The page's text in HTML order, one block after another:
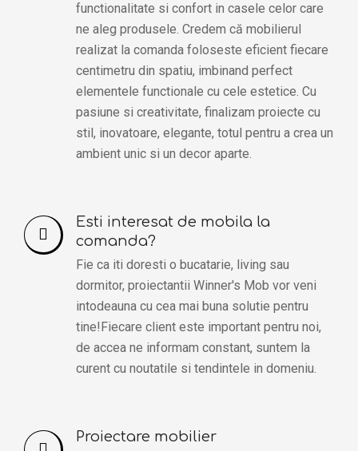
functionalitate si confort in casele celor care
ne aleg produsele. Credem că mobilierul
realizat la comanda foloseste eficient fiecare
centimetru din spatiu, imbinand perfect
elementele functionale cu cele estetice. Cu
pasiune si creativitate, finalizam proiecte cu
stil, inovatoare, elegante, totul pentru a crea un
ambient unic si un decor aparte.
Esti interesat de mobila la
comanda?
Fie ca iti doresti o bucatarie, living sau
dormitor, proiectantii Winner's Mob vor veni
intodeauna cu cea mai buna solutie pentru
tine!Fiecare client este important pentru noi,
de accea ne informam constant, suntem la
curent cu noutatile si tendintele in domeniu.
Proiectare mobilier